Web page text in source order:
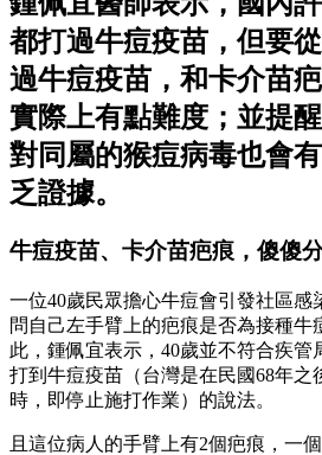
都打過牛痘疫苗，但要
過牛痘疫苗，和卡介苗
實際上有點難度；並提
對同屬的猴痘病毒也會
乏證據。
牛痘疫苗、卡介苗疤痕，傻傻
一位40歲民眾擔心牛痘會引發社區感
問自己左手臂上的疤痕是否為接種牛
此，鍾佩宜表示，40歲並不符合疾管
打到牛痘疫苗（台灣是在民國68年之
時，即停止施打作業）的說法。
且這位病人的手臂上有2個疤痕，一